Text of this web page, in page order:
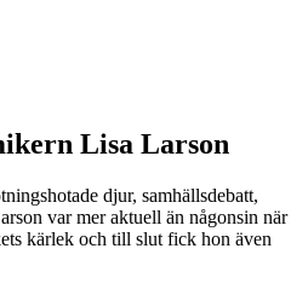
Lisa Larson
djur, samhällsdebatt,
var mer aktuell än någonsin när
kärlek och till slut fick hon även